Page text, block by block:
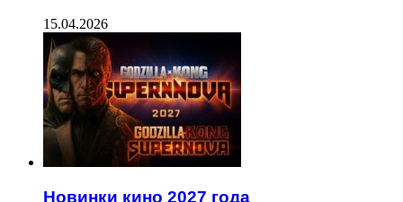
15.04.2026
Новинки кино 2027 года